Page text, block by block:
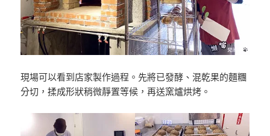
現場可以看到店家製作過程。先將已發酵、混乾果的麵糰
分切，揉成形狀稍微靜置等候，再送窯爐烘烤。